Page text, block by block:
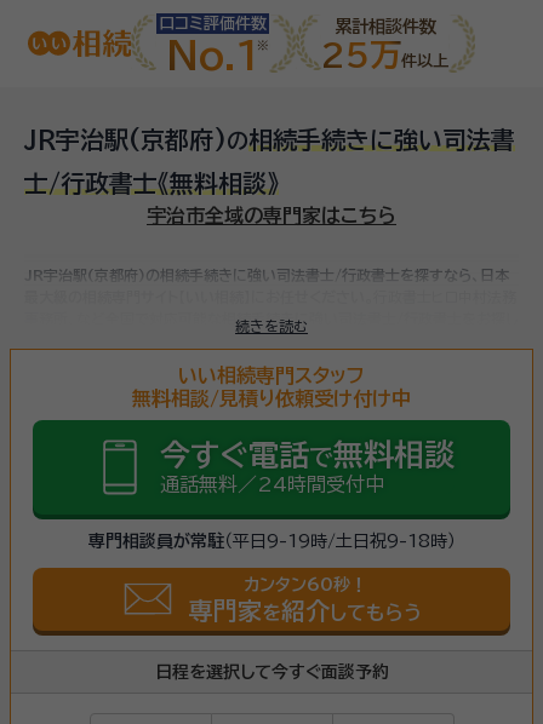
口コミ評価件数
No.1
累計相談件数
25万件以上
JR宇治駅(京都府)の相続手続きに強い司法書
士/行政書士《無料相談》
宇治市全域の専門家はこちら
続きを読む
JR宇治駅(京都府)の相続手続きに強い司法書士/行政書士を探すなら、日本
全国で対応可能な相続手続きに強い司法書士/行政書士をお探し
産の名義変更、相続税の申告・納税（相続財産が基礎控除額を超えていた場合）
など多岐に渡るため、相続手続きに強い専門家に まずは相談
いい相続専門スタッフ
無料相談/見積り依頼受け付け中
今すぐ電話で無料相談
通話無料／24時間受付中
専門相談員が常駐（平日9-19時/土日祝9-18時）
カンタン60秒！
専門家を紹介 してもらう
日程を選択して今すぐ面談予約